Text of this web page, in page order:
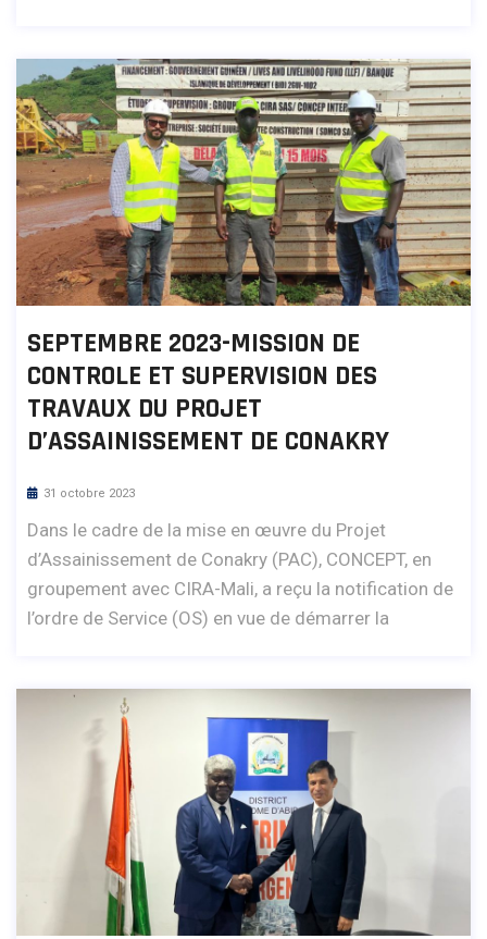
SEPTEMBRE 2023-MISSION DE
CONTROLE ET SUPERVISION DES
TRAVAUX DU PROJET
D’ASSAINISSEMENT DE CONAKRY
31 octobre 2023
Dans le cadre de la mise en œuvre du Projet
d’Assainissement de Conakry (PAC), CONCEPT, en
groupement avec CIRA-Mali, a reçu la notification de
l’ordre de Service (OS) en vue de démarrer la